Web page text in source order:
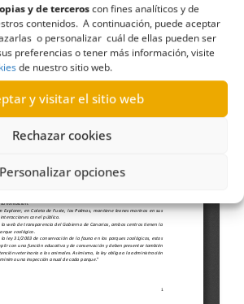
y de terceroscon fines analíticos y de
contenidos. A continuación, puede aceptar
o personalizar cuál de ellas pueden ser
preferencias o tener más información, visite
de nuestro sitio web.
y visitar el sitio web
Rechazar cookies
Personalizar opciones